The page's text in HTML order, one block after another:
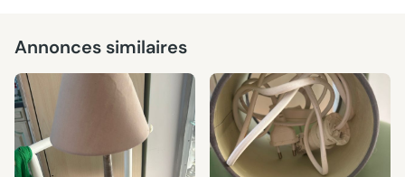
Annonces similaires